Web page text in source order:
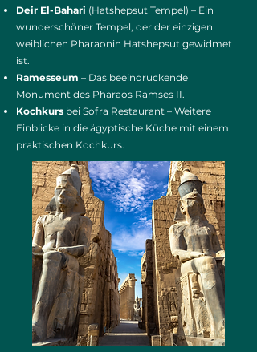
Deir El-Bahari (Hatshepsut Tempel) – Ein
wunderschöner Tempel, der der einzigen
weiblichen Pharaonin Hatshepsut gewidmet
ist.
Ramesseum – Das beeindruckende
Monument des Pharaos Ramses II.
Kochkurs bei Sofra Restaurant – Weitere
Einblicke in die ägyptische Küche mit einem
praktischen Kochkurs.